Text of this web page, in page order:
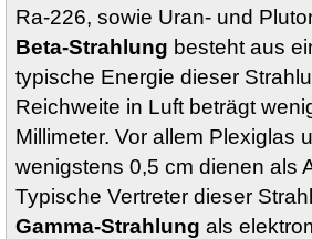
Ra-226, sowie Uran- und
Beta-Strahlung besteht aus
typische Energie dieser
Reichweite in Luft beträgt
Millimeter. Vor allem Plexiglas
wenigstens 0,5 cm dienen als
Typische Vertreter dieser
Gamma-Strahlung als